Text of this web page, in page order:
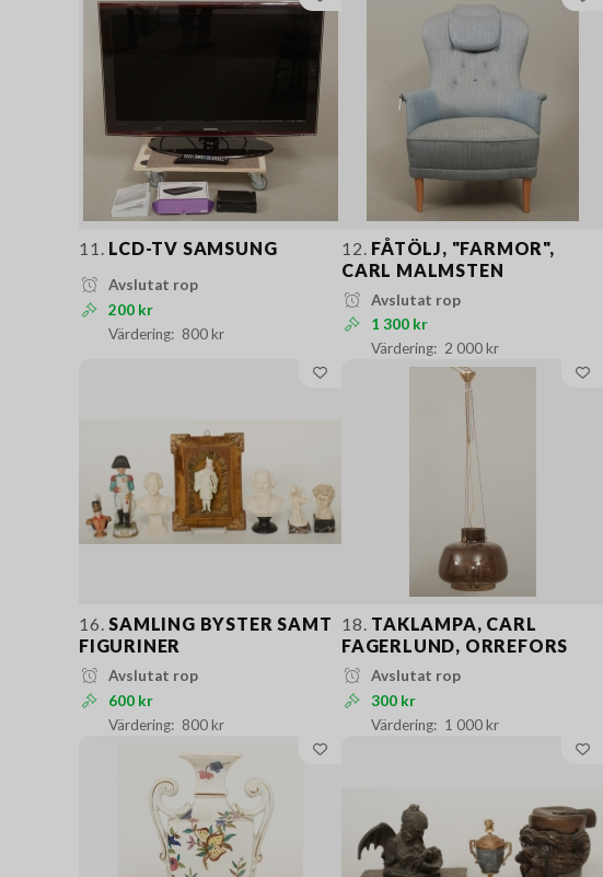
11. LCD-TV SAMSUNG
Avslutat rop
200 kr
800 kr
12. FÅTÖLJ, "FARMOR",
CARL MALMSTEN
Avslutat rop
1 300 kr
2 000 kr
16. SAMLING BYSTER SAMT
FIGURINER
Avslutat rop
600 kr
800 kr
18. TAKLAMPA, CARL
FAGERLUND, ORREFORS
Avslutat rop
300 kr
1 000 kr